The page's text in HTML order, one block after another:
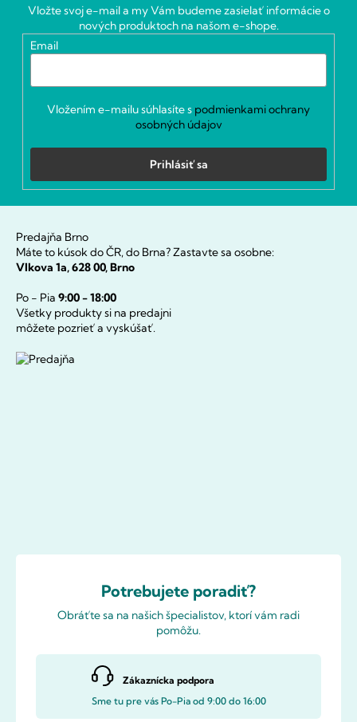
Vložte svoj e-mail a my Vám budeme zasielať informácie o
nových produktoch na našom e-shope.
Email
Vložením e-mailu súhlasíte s podmienkami ochrany
osobných údajov
Prihlásiť sa
Predajňa Brno
Máte to kúsok do ČR, do Brna? Zastavte sa osobne:
Vlkova 1a, 628 00, Brno
Po - Pia 9:00 - 18:00
Všetky produkty si na predajni
môžete pozrieť a vyskúšať.
Potrebujete poradiť?
Obráťte sa na našich špecialistov, ktorí vám radi
pomôžu.
Zákaznícka podpora
Sme tu pre vás Po-Pia od 9:00 do 16:00